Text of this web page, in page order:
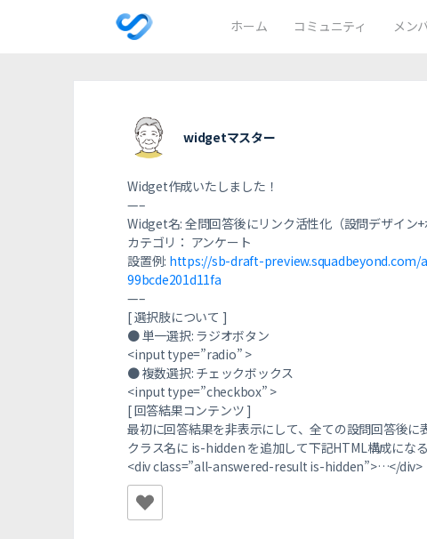
ホーム コミュニティ メン
widgetマスター
Widget作成いたしました！
—–
Widget名: 全問回答後にリンク活性化（設問デザイ
カテゴリ： アンケート
設置例: https://sb-draft-preview.squadbeyond.com/
99bcde201d11fa
—–
[ 選択肢について ]
● 単一選択: ラジオボタン
<input type=”radio” >
● 複数選択: チェックボックス
<input type=”checkbox” >
[ 回答結果コンテンツ ]
最初に回答結果を非表示にして、全ての設問回答後に
クラス名に is-hidden を追加して下記HTML構成にな
<div class=”all-answered-result is-hidden”>…</div>